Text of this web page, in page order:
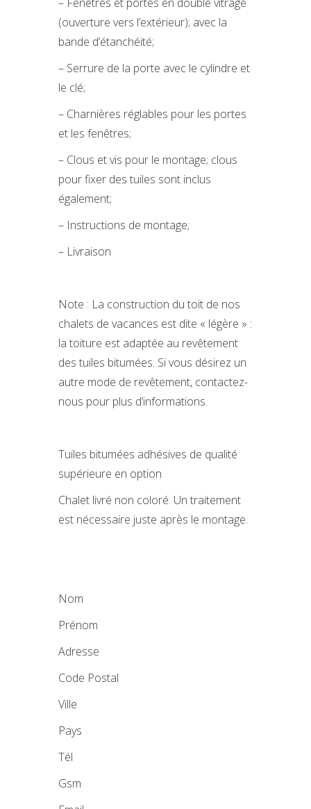
(ouverture vers l’extérieur); avec la
bande d’étanchéité;
– Serrure de la porte avec le cylindre et
le clé;
– Charnières réglables pour les portes
et les fenêtres;
– Clous et vis pour le montage; clous
pour fixer des tuiles sont inclus
également;
– Instructions de montage;
– Livraison
Note : La construction du toit de nos
chalets de vacances est dite « légère » :
la toiture est adaptée au revêtement
des tuiles bitumées. Si vous désirez un
autre mode de revêtement, contactez-
nous pour plus d’informations.
Tuiles bitumées adhésives de qualité
supérieure en option
Chalet livré non coloré. Un traitement
est nécessaire juste après le montage.
Nom
Prénom
Adresse
Code Postal
Ville
Pays
Tél
Gsm